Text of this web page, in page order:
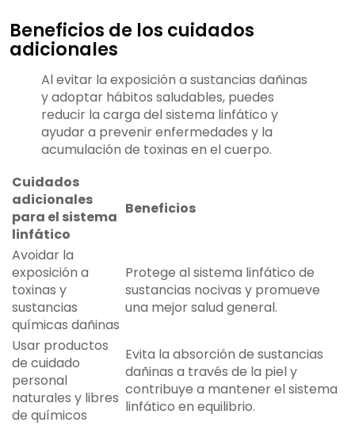
Beneficios de los cuidados
adicionales
Al evitar la exposición a sustancias dañinas
y adoptar hábitos saludables, puedes
reducir la carga del sistema linfático y
ayudar a prevenir enfermedades y la
acumulación de toxinas en el cuerpo.
Cuidados
adicionales
para el sistema
linfático
Beneficios
Avoidar la
exposición a
toxinas y
sustancias
químicas dañinas
Protege al sistema linfático de
sustancias nocivas y promueve
una mejor salud general.
Usar productos
de cuidado
personal
naturales y libres
de químicos
Evita la absorción de sustancias
dañinas a través de la piel y
contribuye a mantener el sistema
linfático en equilibrio.